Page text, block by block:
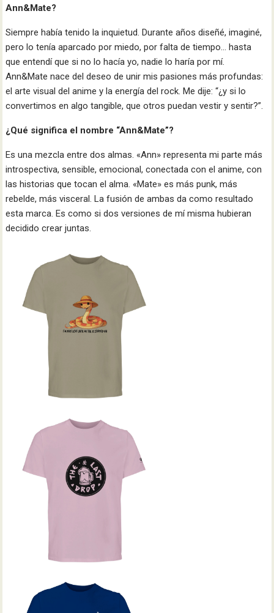
Ann&Mate?
Siempre había tenido la inquietud. Durante años diseñé, imaginé,
pero lo tenía aparcado por miedo, por falta de tiempo… hasta
que entendí que si no lo hacía yo, nadie lo haría por mí.
Ann&Mate nace del deseo de unir mis pasiones más profundas:
el arte visual del anime y la energía del rock. Me dije: “¿y si lo
convertimos en algo tangible, que otros puedan vestir y sentir?”.
¿Qué significa el nombre “Ann&Mate”?
Es una mezcla entre dos almas. «Ann» representa mi parte más
introspectiva, sensible, emocional, conectada con el anime, con
las historias que tocan el alma. «Mate» es más punk, más
rebelde, más visceral. La fusión de ambas da como resultado
esta marca. Es como si dos versiones de mí misma hubieran
decidido crear juntas.